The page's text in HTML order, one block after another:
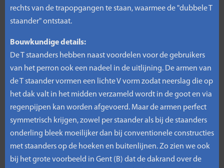
rechts van de trapopgangen te staan, waarmee de "dubbele T
staander" ontstaat.
Bouwkundige details:
De T staanders hebben naast voordelen voor de gebruikers
van het perron ook een nadeel in de uitlijning. De armen van
de T staander vormen een lichte V vorm zodat neerslag die op
het dak valt in het midden verzameld wordt in de goot en via
regenpijpen kan worden afgevoerd. Maar de armen perfect
symmetrisch krijgen, zowel per staander als bij de staanders
onderling bleek moeilijker dan bij conventionele constructies
met staanders op de hoeken en buitenlijnen. Zo zien we ook
bij het grote voorbeeld in Gent (B) dat de dakrand over de